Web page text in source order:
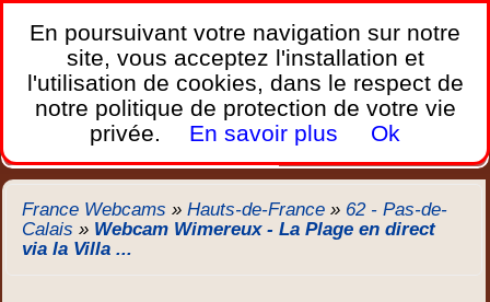
France Webcams,
Les webcams sur mobiles, portables et PC.
Home Bretagne Corse Plages Ports Montagnes
Trafic Chercher New
France Webcams »Hauts-de-France » 62 - Pas-de-
Calais » Webcam Wimereux - La Plage en direct
via la Villa ...
En poursuivant votre navigation sur notre
site, vous acceptez l'installation et
l'utilisation de cookies, dans le respect de
notre politique de protection de votre vie
privée.
En savoir plus Ok